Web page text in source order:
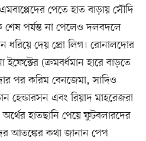
পেতে হাত বাড়ায় সৌদি
পর্যন্ত না পেলেও দলবদলে
ধরিয়ে দেয় প্রো লিগ। রোনালদোর
(ক্রমবর্ধমান হারে বাড়তে
পর করিম বেনজেমা, সাদিও
হেন্ডারসন এবং রিয়াদ মাহরেজরা
হাতছানি পেয়ে ফুটবলারদের
আতঙ্কের কথা জানান পেপ